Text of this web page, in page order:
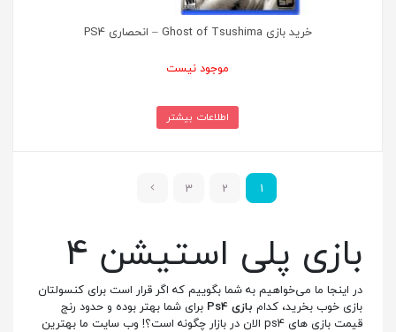
خرید بازی Ghost of Tsushima – انحصاری PS4
موجود نیست
اطلاعات بیشتر
1
2
3
بازی پلی استیشن 4
در اینجا ما می‌خواهیم به شما بگوییم که اگر قرار است برای کنسولتان
بازی خوب بخرید، کدام بازی Ps4
برای شما بهتر بوده و حدود رنج
قیمت بازی های ps4 الان در بازار چگونه است؟! وب‌ سایت ما بهترین